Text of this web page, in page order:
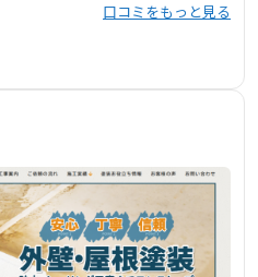
口コミをもっと見る